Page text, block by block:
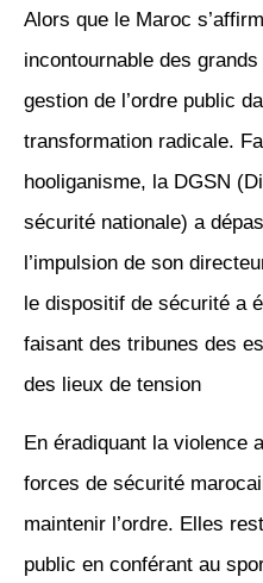
Alors que le Maroc
incontournable des
gestion de l’ordre public
transformation radicale.
hooliganisme, la DGSN
sécurité nationale) a
l’impulsion de son
le dispositif de sécurité a
faisant des tribunes des
des lieux de tension
En éradiquant la violence
forces de sécurité
maintenir l’ordre. Elles
public en conférant au